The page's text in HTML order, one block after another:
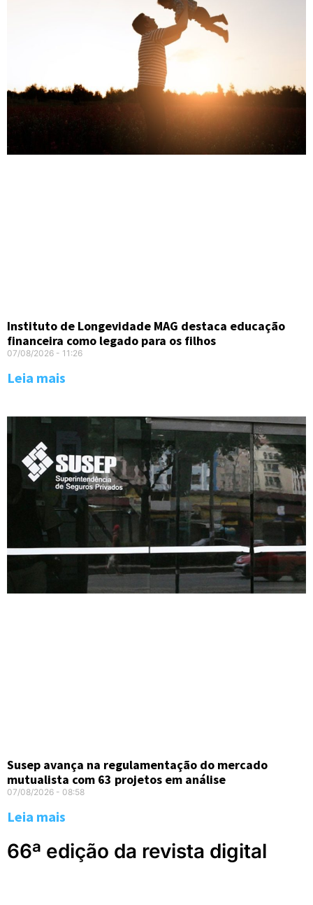
Instituto de Longevidade MAG destaca educação
financeira como legado para os filhos
07/08/2026 11:26
Leia mais
Susep avança na regulamentação do mercado
mutualista com 63 projetos em análise
07/08/2026 08:58
Leia mais
66ª edição da revista digital